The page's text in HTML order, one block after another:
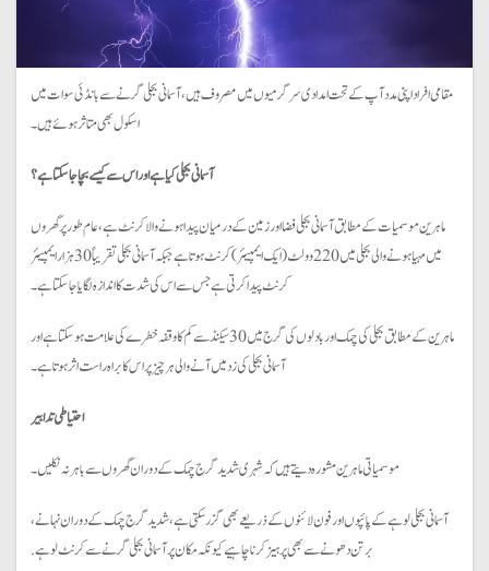
مقامی افراد اپنی مدد آپ کے تحت امدادی سرگرمیوں میں مصروف ہیں ، آسمانی بجلی گرنے سے بانڈئی سوات میں
اسکول بھی متاثر ہوئے ہیں ۔
آسمانی بجلی کیا ہے اور اس سے کیسے بچا جاسکتا ہے ؟
ماہرین موسمیات کے مطابق آسمانی بجلی فضا اور زمین کے درمیان پیدا ہونے والا کرنٹ ہے، عام طور پرگھروں
میں مہیا ہونے والی بجلی میں 220 وولٹ (ایک ایمپیئر) کرنٹ ہوتا ہے جبکہ آسمانی بجلی تقریباً 30 ہزار ایمپیئر
کرنٹ پیدا کرتی ہے جس سے اس کی شدت کا اندازہ لگایا جا سکتا ہے۔
ماہرین کے مطابق بجلی کی چمک اور بادلوں کی گرج میں 30 سیکنڈ سے کم کا وقفہ خطرے کی علامت ہو سکتا ہے اور
آسمانی بجلی کی زد میں آنے والی ہر چیز پر اس کا براہ راست اثر ہوتا ہے۔
احتیاطی تدابیر
موسمیاتی ماہرین مشورہ دیتے ہیں کہ شہری شدید گرج چمک کے دوران گھروں سے باہر نہ نکلیں۔
آسمانی بجلی لوہے کے پائپوں اور فون لائنوں کے ذریعے بھی گزر سکتی ہے، شدید گرج چمک کے دوران نہانے،
برتن دھونے سے بھی پرہیز کرنا چاہیے کیونکہ مکان پر آسمانی بجلی گرنے سے کرنٹ لوہے.